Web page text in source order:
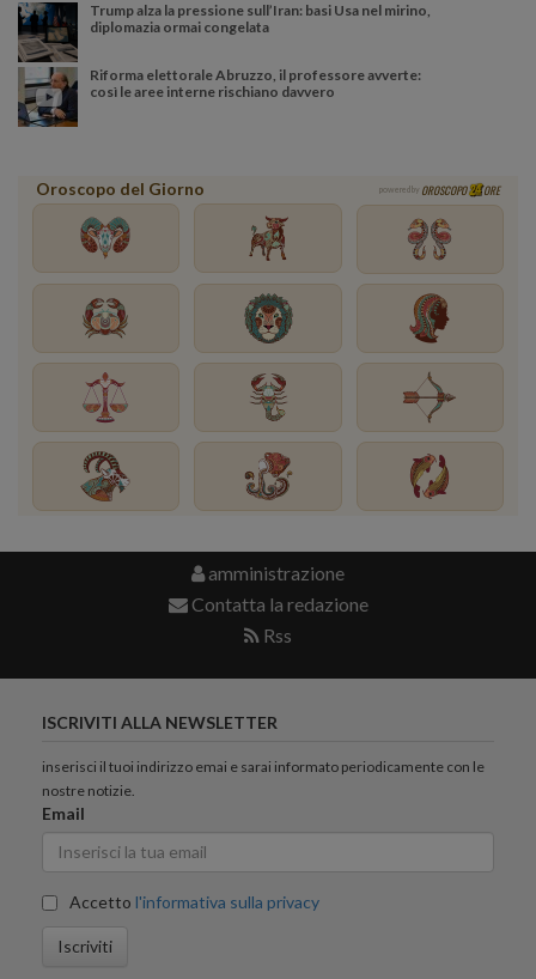
Trump alza la pressione sull’Iran: basi Usa nel mirino,
diplomazia ormai congelata
Riforma elettorale Abruzzo, il professore avverte:
così le aree interne rischiano davvero
Oroscopo del Giorno powered by OROSCOPO ORE
amministrazione
Contatta la redazione
Rss
ISCRIVITI ALLA NEWSLETTER
inserisci il tuoi indirizzo emai e sarai informato periodicamente con le
nostre notizie.
Email
Accetto l'informativa sulla privacy
Iscriviti